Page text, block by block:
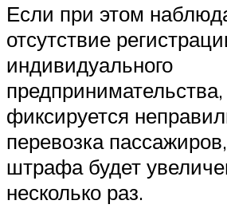
Если при этом
отсутствие
индивидуального
предпринимательства,
фиксируется
перевозка
штрафа будет
несколько раз.